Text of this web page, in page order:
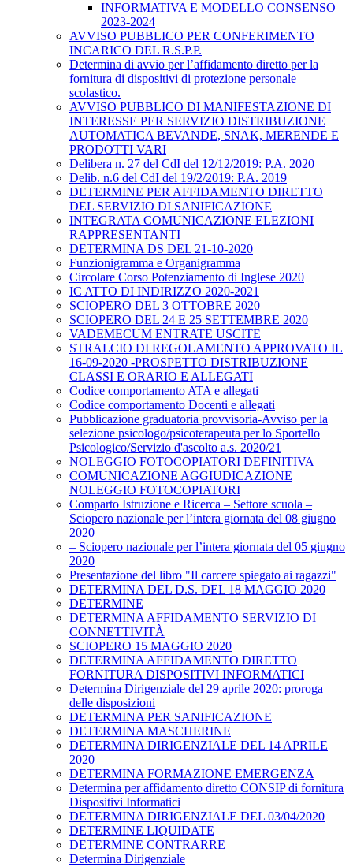
INFORMATIVA E MODELLO CONSENSO
2023-2024
AVVISO PUBBLICO PER CONFERIMENTO
INCARICO DEL R.S.P.P.
Determina di avvio per l’affidamento diretto per la
fornitura di dispositivi di protezione personale
scolastico.
AVVISO PUBBLICO DI MANIFESTAZIONE DI
INTERESSE PER SERVIZIO DISTRIBUZIONE
AUTOMATICA BEVANDE, SNAK, MERENDE E
PRODOTTI VARI
Delibera n. 27 del CdI del 12/12/2019: P.A. 2020
Delib. n.6 del CdI del 19/2/2019: P.A. 2019
DETERMINE PER AFFIDAMENTO DIRETTO
DEL SERVIZIO DI SANIFICAZIONE
INTEGRATA COMUNICAZIONE ELEZIONI
RAPPRESENTANTI
DETERMINA DS DEL 21-10-2020
Funzionigramma e Organigramma
Circolare Corso Potenziamento di Inglese 2020
IC ATTO DI INDIRIZZO 2020-2021
SCIOPERO DEL 3 OTTOBRE 2020
SCIOPERO DEL 24 E 25 SETTEMBRE 2020
VADEMECUM ENTRATE USCITE
STRALCIO DI REGOLAMENTO APPROVATO IL
16-09-2020 -PROSPETTO DISTRIBUZIONE
CLASSI E ORARIO E ALLEGATI
Codice comportamento ATA e allegati
Codice comportamento Docenti e allegati
Pubblicazione graduatoria provvisoria-Avviso per la
selezione psicologo/psicoterapeuta per lo Sportello
Psicologico/Servizio d'ascolto a.s. 2020/21
NOLEGGIO FOTOCOPIATORI DEFINITIVA
COMUNICAZIONE AGGIUDICAZIONE
NOLEGGIO FOTOCOPIATORI
Comparto Istruzione e Ricerca – Settore scuola –
Sciopero nazionale per l’intera giornata del 08 giugno
2020
– Sciopero nazionale per l’intera giornata del 05 giugno
2020
Presentazione del libro "Il carcere spiegato ai ragazzi"
DETERMINA DEL D.S. DEL 18 MAGGIO 2020
DETERMINE
DETERMINA AFFIDAMENTO SERVIZIO DI
CONNETTIVITÀ
SCIOPERO 15 MAGGIO 2020
DETERMINA AFFIDAMENTO DIRETTO
FORNITURA DISPOSITIVI INFORMATICI
Determina Dirigenziale del 29 aprile 2020: proroga
delle disposizioni
DETERMINA PER SANIFICAZIONE
DETERMINA MASCHERINE
DETERMINA DIRIGENZIALE DEL 14 APRILE
2020
DETERMINA FORMAZIONE EMERGENZA
Determina per affidamento diretto CONSIP di fornitura
Dispositivi Informatici
DETERMINA DIRIGENZIALE DEL 03/04/2020
DETERMINE LIQUIDATE
DETERMINE CONTRARRE
Determina Dirigenziale